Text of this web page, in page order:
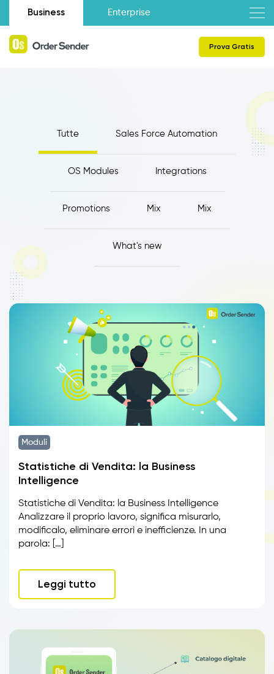
Business Enterprise
Prova Gratis
Tutte Sales Force Automation
OS Modules Integrations
Promotions Mix Mix
What's new
Moduli
Statistiche di Vendita: la Business
Intelligence
Statistiche di Vendita: la Business Intelligence
Analizzare il proprio lavoro, significa misurarlo,
modificalo, eliminare errori e inefficienze. In una
parola: […]
Leggi tutto